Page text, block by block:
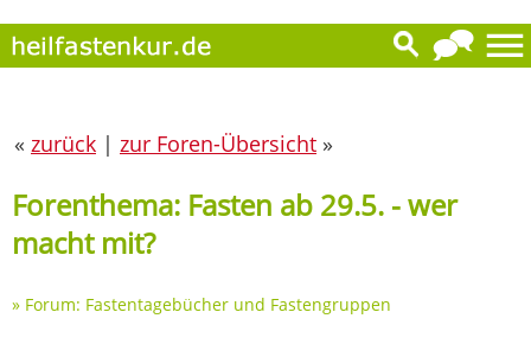
« zurück | zur Foren-Übersicht »
Forenthema: Fasten ab 29.5. - wer
macht mit?
» Forum: Fastentagebücher und Fastengruppen